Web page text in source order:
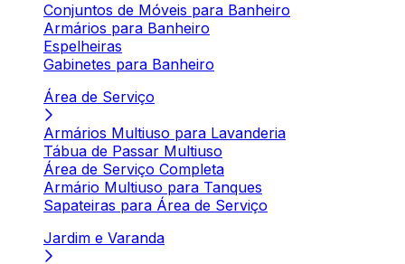
Conjuntos de Móveis para Banheiro
Armários para Banheiro
Espelheiras
Gabinetes para Banheiro
Área de Serviço
Armários Multiuso para Lavanderia
Tábua de Passar Multiuso
Área de Serviço Completa
Armário Multiuso para Tanques
Sapateiras para Área de Serviço
Jardim e Varanda